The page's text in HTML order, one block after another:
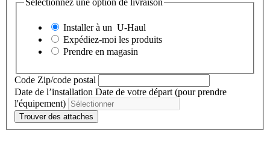
Sélectionnez une option de livraison
Installer à un U-Haul
Expédiez-moi les produits
Prendre en magasin
Code Zip/code postal
Date de l’installation Date de votre départ (pour prendre
l'équipement)
Trouver des attaches